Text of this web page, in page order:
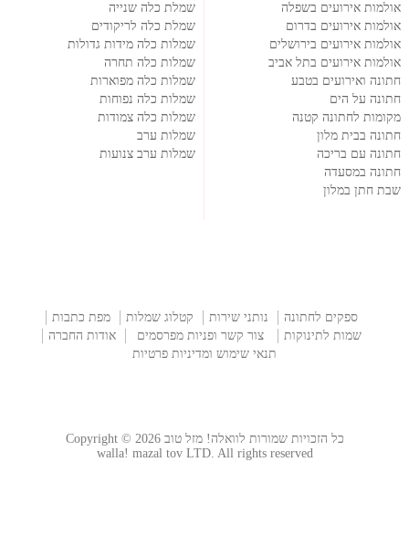
אולמות אירועים בשפלה
אולמות אירועים בדרום
אולמות אירועים בירושלים
אולמות אירועים בתל אביב
חתונה ואירועים בטבע
חתונה על הים
מקומות לחתונה קטנה
חתונה בבית מלון
חתונה עם בריכה
חתונה במסעדה
שבת חתן במלון
שמלת כלה שנייה
שמלת כלה לריקודים
שמלות כלה מידות גדולות
שמלות כלה תחרה
שמלות כלה מפוארות
שמלות כלה נפוחות
שמלות כלה צמודות
שמלות ערב
שמלות ערב צנועות
ספקים לחתונה נותני שירות קטלוג שמלות
מפת כתבות
שמות לתינוקות
צור קשר ופניות מפרסמים
אודות החברה
תנאי שימוש ומדיניות פרטיות
כל הזכויות שמורות לוואלה! מזל טוב Copyright © 2026
walla! mazal tov LTD. All rights reserved